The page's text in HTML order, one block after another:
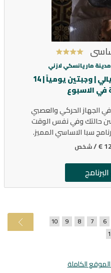
مدينة ماريانسكي لازني
الحد الادنى للاقامة 7 ليالي | وجبتين يومياً | 14
في الاسبوع
الجهاز الحركي والعصبي
حالتك وفي نفس الوقت
سبا الاساسي المميز.
شخص
6
7
8
9
10
الكاملة